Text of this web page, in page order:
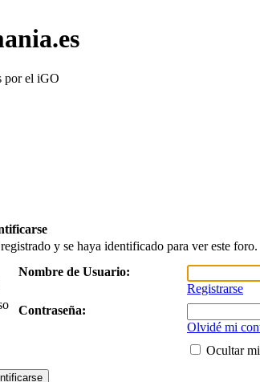
por el iGO
y se haya identificado para ver este foro.
Nombre de Usuario:
Registrarse
Contraseña:
Olvidé mi
Ocultar